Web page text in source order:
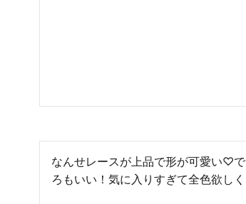
なんせレースが上品で形が可愛い♡
ろもいい！気に入りすぎて全色欲しく